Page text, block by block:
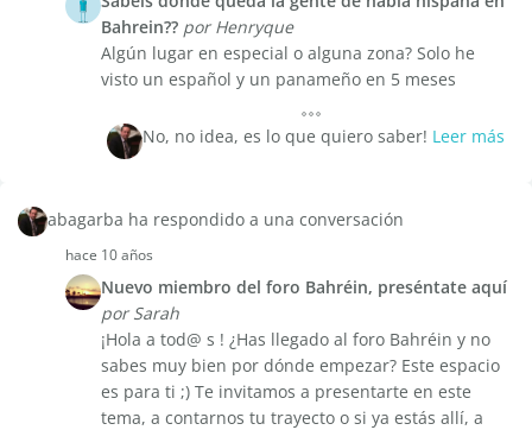
Bahrein?? por Henryque
Algún lugar en especial o alguna zona? Solo he
visto un español y un panameño en 5 meses
No, no idea, es lo que quiero saber! Leer más
abagarba ha respondido a una conversación
hace 10 años
Nuevo miembro del foro Bahréin, preséntate aquí
por Sarah
¡Hola a tod@ s ! ¿Has llegado al foro Bahréin y no
sabes muy bien por dónde empezar? Este espacio
es para ti ;) Te invitamos a presentarte en este
tema, a contarnos tu trayecto o si ya estás allí, a